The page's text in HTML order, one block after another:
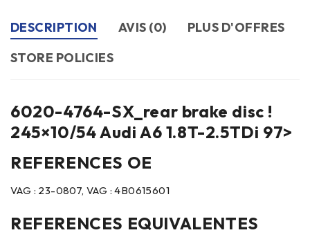
DESCRIPTION AVIS (0)
PLUS D'OFFRES
STORE POLICIES
6020-4764-SX_rear brake disc !
245×10/54 Audi A6 1.8T-2.5TDi 97>
REFERENCES OE
VAG : 23-0807, VAG : 4B0615601
REFERENCES EQUIVALENTES